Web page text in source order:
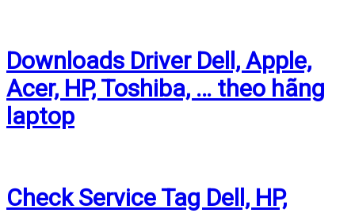
Downloads Driver Dell, Apple,
Acer, HP, Toshiba, … theo hãng
laptop
Check Service Tag Dell, HP,